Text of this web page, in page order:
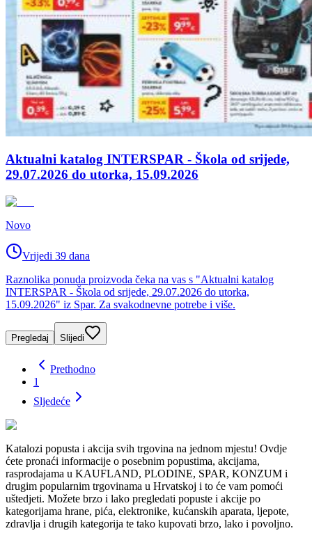
Aktualni katalog INTERSPAR - Škola od srijede,
29.07.2026 do utorka, 15.09.2026
Novo
Vrijedi 39 dana
Raznolika ponuda proizvoda čeka na vas s "Aktualni katalog
INTERSPAR - Škola od srijede, 29.07.2026 do utorka,
15.09.2026" iz Spar. Za svakodnevne potrebe i više.
Pregledaj Slijedi
Prethodno
1
Sljedeće
Katalozi popusta i akcija svih trgovina na jednom mjestu! Ovdje
ćete pronaći informacije o posebnim popustima, akcijama,
rasprodajama u KAUFLAND, PLODINE, SPAR, KONZUM i
drugim popularnim trgovinama u Hrvatskoj i to će vam pomoći
uštedjeti. Možete brzo i lako pregledati popuste i akcije po
kategorijama hrane, pića, elektronike, kućanskih aparata, ljepote,
zdravlja i drugih kategorija te tako kupovati brzo, lako i povoljno.